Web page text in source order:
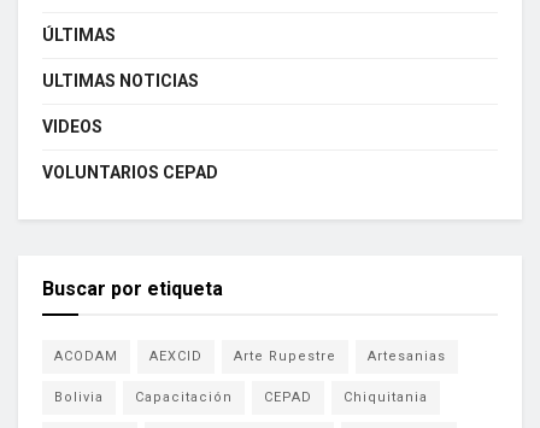
ÚLTIMAS
ULTIMAS NOTICIAS
VIDEOS
VOLUNTARIOS CEPAD
Buscar por etiqueta
ACODAM AEXCID Arte Rupestre Artesanias
Bolivia Capacitación CEPAD Chiquitania